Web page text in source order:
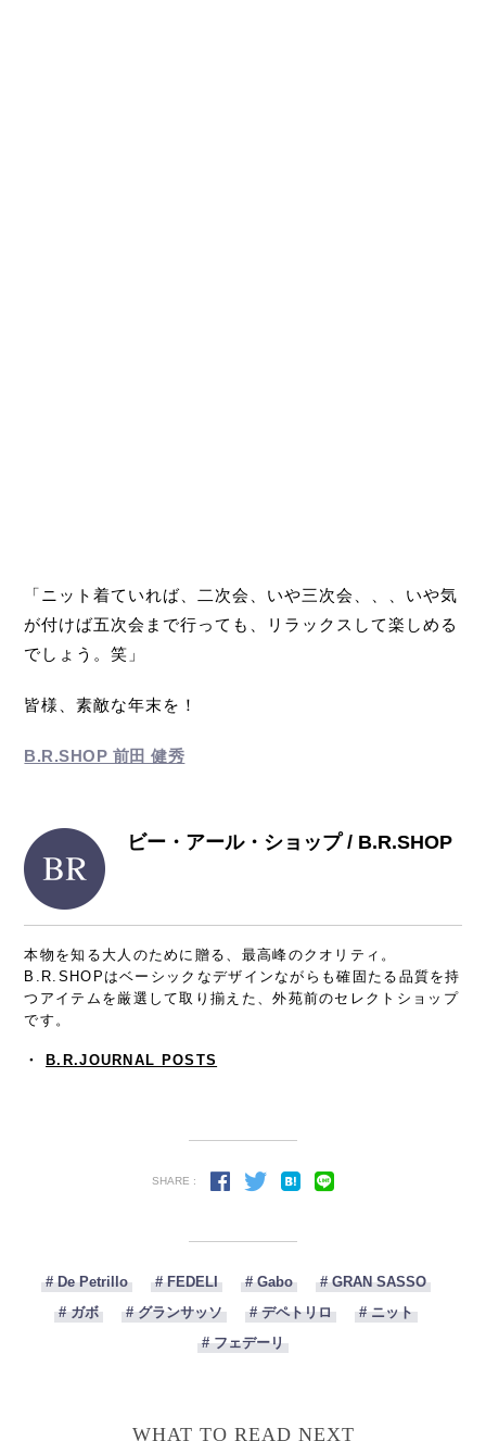
「ニット着ていれば、二次会、いや三次会、、、いや気
が付けば五次会まで行っても、リラックスして楽しめる
でしょう。笑」
皆様、素敵な年末を！
B.R.SHOP 前田 健秀
ビー・アール・ショップ / B.R.SHOP
本物を知る大人のために贈る、最高峰のクオリティ。
B.R.SHOPはベーシックなデザインながらも確固たる品質を持
つアイテムを厳選して取り揃えた、外苑前のセレクトショップ
です。
・ B.R.JOURNAL POSTS
SHARE :
# De Petrillo # FEDELI # Gabo
# GRAN SASSO
# ガボ
# グランサッソ # デペトリロ
# ニット
# フェデーリ
WHAT TO READ NEXT